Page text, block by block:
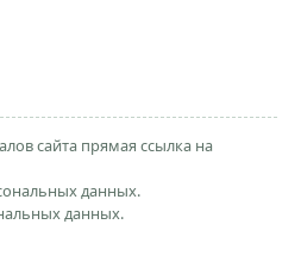
сайта прямая ссылка на
данных.
данных.